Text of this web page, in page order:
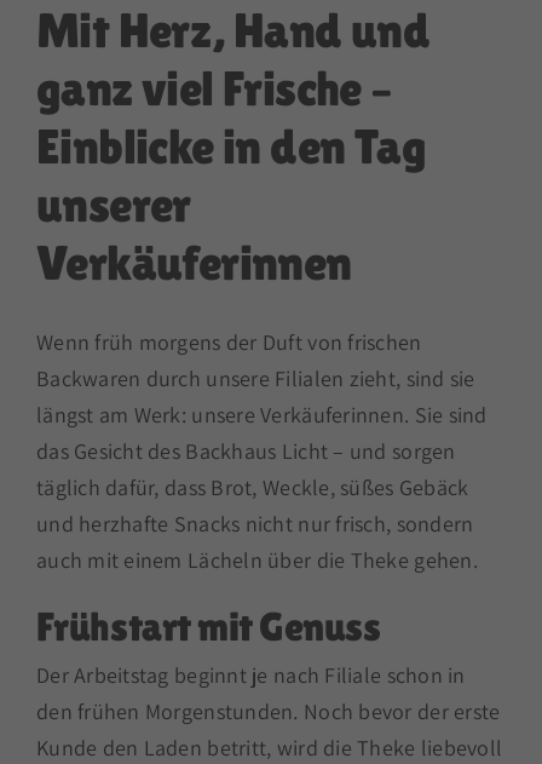
Mit Herz, Hand und
ganz viel Frische –
Einblicke in den Tag
unserer
Verkäuferinnen
Wenn früh morgens der Duft von frischen
Backwaren durch unsere Filialen zieht, sind sie
längst am Werk: unsere Verkäuferinnen. Sie sind
das Gesicht des Backhaus Licht – und sorgen
täglich dafür, dass Brot, Weckle, süßes Gebäck
und herzhafte Snacks nicht nur frisch, sondern
auch mit einem Lächeln über die Theke gehen.
Frühstart mit Genuss
Der Arbeitstag beginnt je nach Filiale schon in
den frühen Morgenstunden. Noch bevor der erste
Kunde den Laden betritt, wird die Theke liebevoll